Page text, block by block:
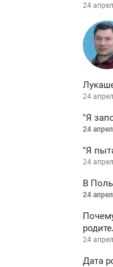
24
24
"Я
24
"Я
24
В
24
24
Дата